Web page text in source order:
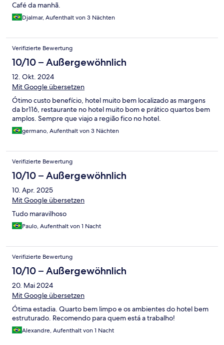
Café da manhã.
Djalmar, Aufenthalt von 3 Nächten
Verifizierte Bewertung
10/10 – Außergewöhnlich
12. Okt. 2024
Mit Google übersetzen
Ótimo custo benefício, hotel muito bem localizado as margens
da br116, restaurante no hotel muito bom e prático quartos bem
amplos. Sempre que viajo a região fico no hotel.
germano, Aufenthalt von 3 Nächten
Verifizierte Bewertung
10/10 – Außergewöhnlich
10. Apr. 2025
Mit Google übersetzen
Tudo maravilhoso
Paulo, Aufenthalt von 1 Nacht
Verifizierte Bewertung
10/10 – Außergewöhnlich
20. Mai 2024
Mit Google übersetzen
Ótima estadia. Quarto bem limpo e os ambientes do hotel bem
estruturado. Recomendo para quem está a trabalho!
Alexandre, Aufenthalt von 1 Nacht